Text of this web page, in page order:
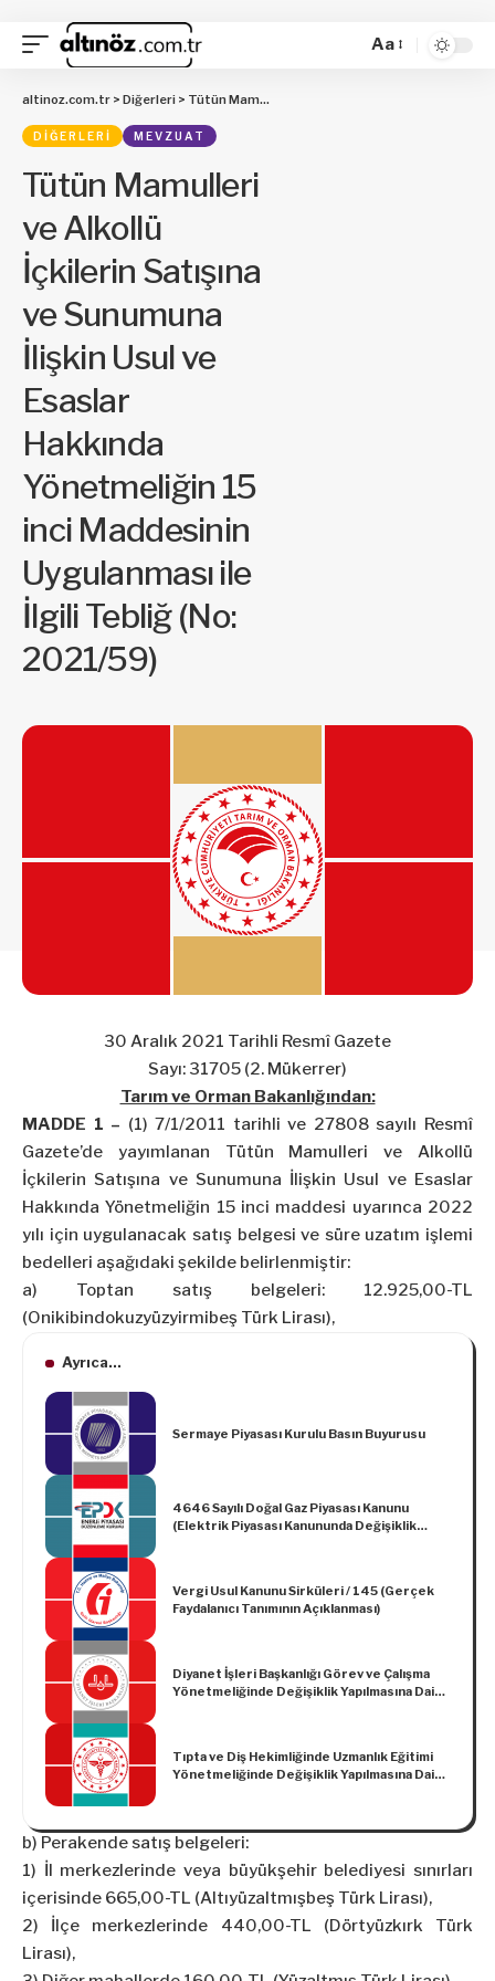
Aa
altinoz.com.tr > Diğerleri > Tütün Mamulleri ve Alkollü İçkilerin Satışına ve Sunumuna İlişkin Usul ve Esaslar Hakkında Yönetmeliğin 15 inci Maddesinin Uygulanması ile İlgili Tebliğ (No: 2021/59)
DIĞERLERI MEVZUAT
Tütün Mamulleri
ve Alkollü
İçkilerin Satışına
ve Sunumuna
İlişkin Usul ve
Esaslar
Hakkında
Yönetmeliğin 15
inci Maddesinin
Uygulanması ile
İlgili Tebliğ (No:
2021/59)
30 Aralık 2021 Tarihli Resmî Gazete
Sayı: 31705 (2. Mükerrer)
Tarım ve Orman Bakanlığından:
MADDE 1 – (1) 7/1/2011 tarihli ve 27808 sayılı Resmî
Gazete’de yayımlanan Tütün Mamulleri ve Alkollü
İçkilerin Satışına ve Sunumuna İlişkin Usul ve Esaslar
Hakkında Yönetmeliğin 15 inci maddesi uyarınca 2022
yılı için uygulanacak satış belgesi ve süre uzatım işlemi
bedelleri aşağıdaki şekilde belirlenmiştir:
a) Toptan satış belgeleri: 12.925,00-TL
(Onikibindokuzyüzyirmibeş Türk Lirası),
Ayrıca...
Sermaye Piyasası Kurulu Basın Buyurusu
4646 Sayılı Doğal Gaz Piyasası Kanunu
(Elektrik Piyasası Kanununda Değişiklik
Tebliğ
Vergi Usul Kanunu Sirküleri / 145 (Gerçek
Faydalanıcı Tanımının Açıklanması)
Diyanet İşleri Başkanlığı Görev ve Çalışma
Yönetmeliğinde Değişiklik Yapılmasına Dair
Tıpta ve Diş Hekimliğinde Uzmanlık Eğitimi
Yönetmeliğinde Değişiklik Yapılmasına Dair
b) Perakende satış belgeleri:
1) İl merkezlerinde veya büyükşehir belediyesi sınırları
içerisinde 665,00-TL (Altıyüzaltmışbeş Türk Lirası),
2) İlçe merkezlerinde 440,00-TL (Dörtyüzkırk Türk
Lirası),